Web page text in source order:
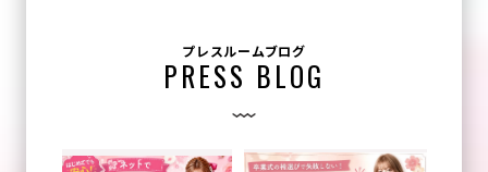
プレスルームブログ
PRESS BLOG